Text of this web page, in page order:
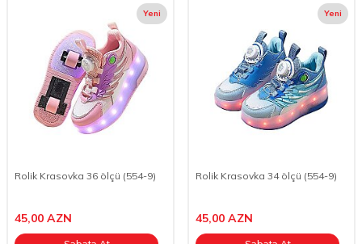
Yeni
Rolik Krasovka 36 ölçü (554-9)
45,00 AZN
Yeni
Rolik Krasovka 34 ölçü (554-9)
45,00 AZN